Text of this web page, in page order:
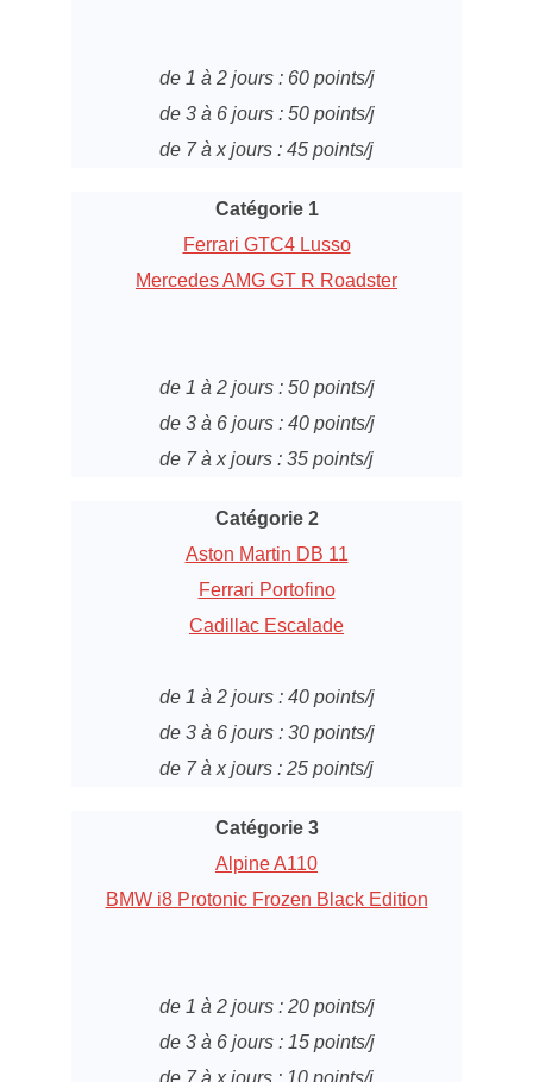
de 1 à 2 jours : 60 points/j
de 3 à 6 jours : 50 points/j
de 7 à x jours : 45 points/j
Catégorie 1
Ferrari GTC4 Lusso
Mercedes AMG GT R Roadster
de 1 à 2 jours : 50 points/j
de 3 à 6 jours : 40 points/j
de 7 à x jours : 35 points/j
Catégorie 2
Aston Martin DB 11
Ferrari Portofino
Cadillac Escalade
de 1 à 2 jours : 40 points/j
de 3 à 6 jours : 30 points/j
de 7 à x jours : 25 points/j
Catégorie 3
Alpine A110
BMW i8 Protonic Frozen Black Edition
de 1 à 2 jours : 20 points/j
de 3 à 6 jours : 15 points/j
de 7 à x jours : 10 points/j